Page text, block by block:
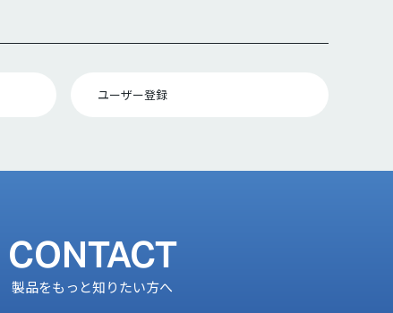
ユーザー登録
CONTACT
製品をもっと知りたい方へ